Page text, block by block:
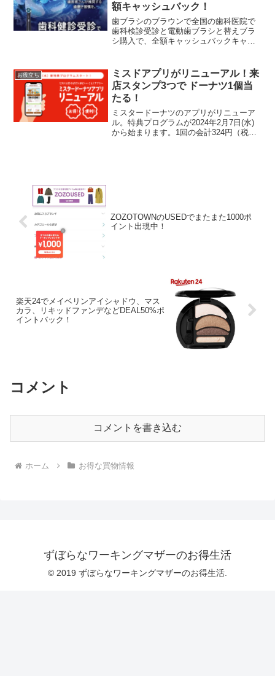
額キャッシュバック！
歯ブラシのブラウンで全国の歯科医院で
歯科検診受診と電動歯ブラシと替えブラ
シ購入で、全額キャッシュバックキャン
の一例はこちら▼購入対象店舗はこちら
▼購入対象店舗はドラッグ...
お役立ち
ミスドアプリがリニューアル！来
店スタンプ3つで ドーナツ1個当
たる！
ミスタードーナツのアプリがリニューア
ル。特典プログラムが2024年2月7日(水)
から始まります。1回の会計324円（税
ZOZOTOWNのUSEDでまたまた1000ポ
イント出現中！
楽天24でメイベリンアイシャドウ、マス
カラ、リキッドファンデなどDEAL50%ポ
イントバック！
コメント
コメントを書き込む
ホーム お得な買物情報
ずぼらなワーキングマザーのお得生活
© 2019 ずぼらなワーキングマザーのお得生活.